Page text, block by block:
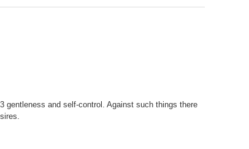
and self-control. Against such things there